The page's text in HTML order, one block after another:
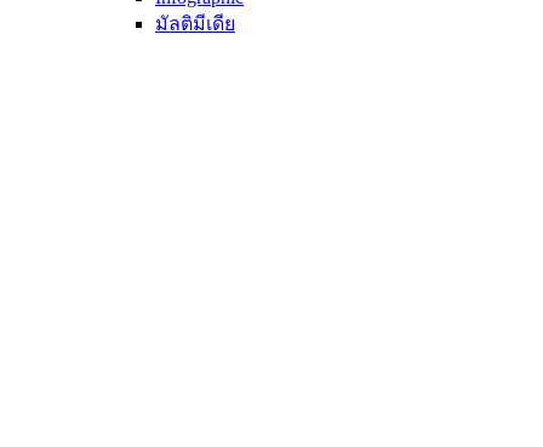
มัลติมีเดีย